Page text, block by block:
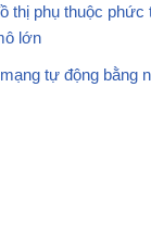
thị phụ thuộc
lớn
tự động bằng